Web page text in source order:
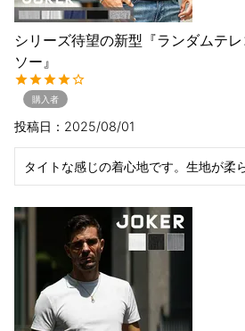
シリーズ待望の新型『ランダムテ
ソー』
購入者
投稿日 2025/08/01
タイトな感じの着心地です。生地が柔